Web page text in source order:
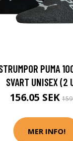
PUMA
SVART UNISEX (2
156.05 SEK 159
MER INFO!